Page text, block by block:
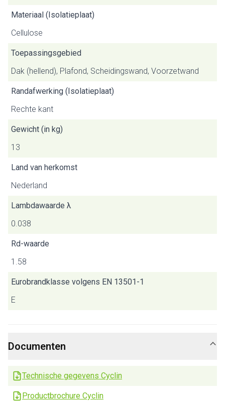
Materiaal (Isolatieplaat)
Cellulose
Toepassingsgebied
Dak (hellend), Plafond, Scheidingswand, Voorzetwand
Randafwerking (Isolatieplaat)
Rechte kant
Gewicht (in kg)
13
Land van herkomst
Nederland
Lambdawaarde λ
0.038
Rd-waarde
1.58
Eurobrandklasse volgens EN 13501-1
E
Documenten
Technische gegevens Cyclin
Productbrochure Cyclin